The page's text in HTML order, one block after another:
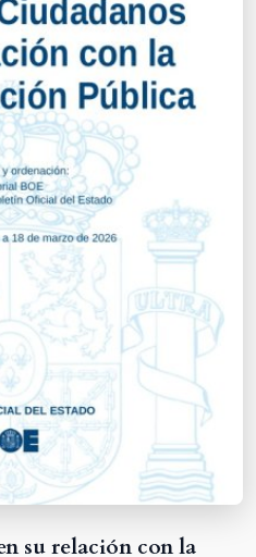
su relación con la